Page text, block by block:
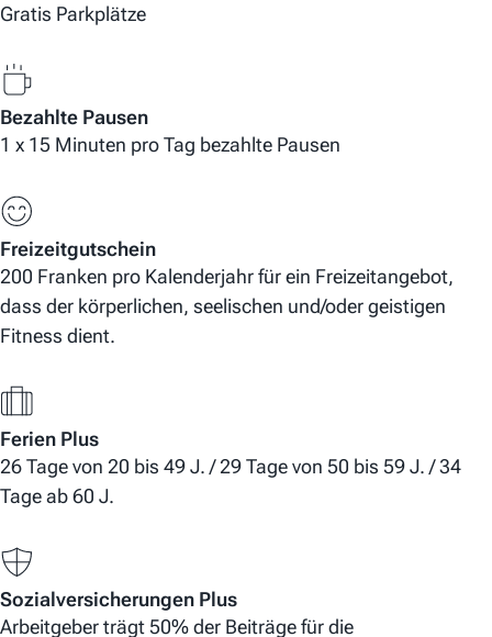
Gratis Parkplätze
Bezahlte Pausen
1 x 15 Minuten pro Tag bezahlte Pausen
Freizeitgutschein
200 Franken pro Kalenderjahr für ein Freizeitangebot,
dass der körperlichen, seelischen und/oder geistigen
Fitness dient.
Ferien Plus
26 Tage von 20 bis 49 J. / 29 Tage von 50 bis 59 J. / 34
Tage ab 60 J.
Sozialversicherungen Plus
Arbeitgeber trägt 50% der Beiträge für die